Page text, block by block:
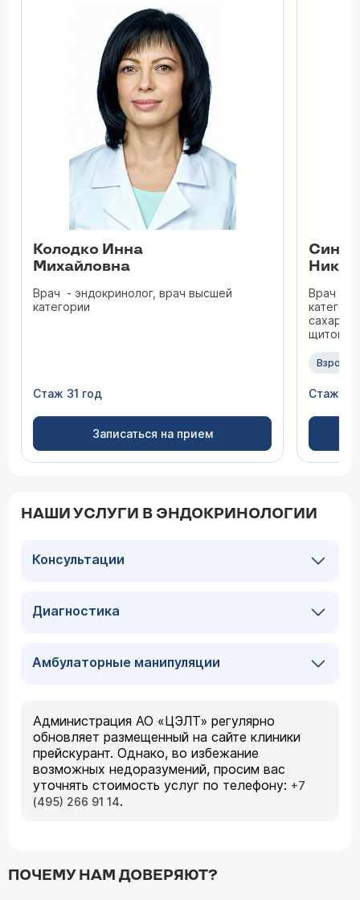
Колодко Инна
Михайловна
Врач - эндокринолог, врач высшей
категории
Стаж 31 год
Записаться на прием
Врач -
и
Стаж 45
НАШИ УСЛУГИ В ЭНДОКРИНОЛОГИИ
Консультации
Диагностика
Амбулаторные манипуляции
Администрация АО «ЦЭЛТ» регулярно
обновляет размещенный на сайте клиники
прейскурант. Однако, во избежание
возможных недоразумений, просим вас
уточнять стоимость услуг по телефону: +7
(495) 266 91 14.
ПОЧЕМУ НАМ ДОВЕРЯЮТ?